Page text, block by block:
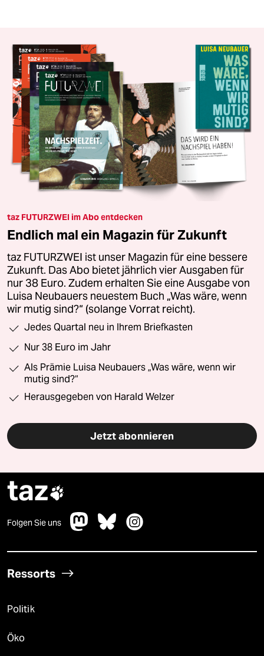
taz FUTURZWEI im Abo entdecken
Endlich mal ein Magazin für Zukunft
taz FUTURZWEI ist unser Magazin für eine bessere
Zukunft. Das Abo bietet jährlich vier Ausgaben für
nur 38 Euro. Zudem erhalten Sie eine Ausgabe von
Luisa Neubauers neuestem Buch „Was wäre, wenn
wir mutig sind?“ (solange Vorrat reicht).
Jedes Quartal neu in Ihrem Briefkasten
Nur 38 Euro im Jahr
Als Prämie Luisa Neubauers „Was wäre, wenn wir
mutig sind?“
Herausgegeben von Harald Welzer
Jetzt abonnieren
taz
Folgen Sie uns
Ressorts
Politik
Öko